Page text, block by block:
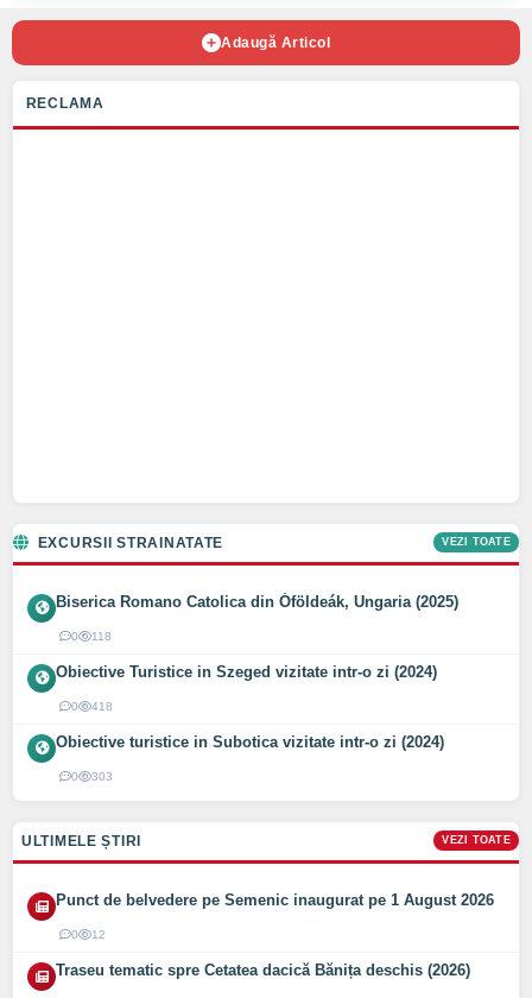
Adaugă Articol
RECLAMA
EXCURSII STRAINATATE VEZI TOATE
Biserica Romano Catolica din Óföldeák, Ungaria (2025)
0 118
Obiective Turistice in Szeged vizitate intr-o zi (2024)
0 418
Obiective turistice in Subotica vizitate intr-o zi (2024)
0 303
ULTIMELE ȘTIRI VEZI TOATE
Punct de belvedere pe Semenic inaugurat pe 1 August 2026
0 12
Traseu tematic spre Cetatea dacică Bănița deschis (2026)